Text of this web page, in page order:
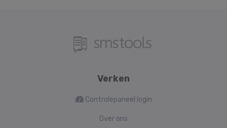
Verken
Controlepaneel login
Over ons